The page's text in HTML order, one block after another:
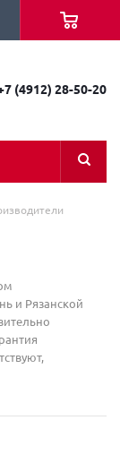
(4912) 28-50-20
и Рязанской